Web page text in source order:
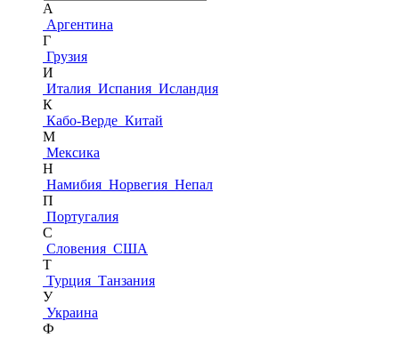
А
Аргентина
Г
Грузия
И
Италия Испания Исландия
К
Кабо-Верде Китай
М
Мексика
Н
Намибия Норвегия Непал
П
Португалия
С
Словения США
Т
Турция Танзания
У
Украина
Ф